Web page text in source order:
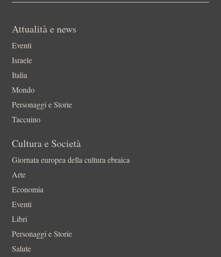
Attualità e news
Eventi
Israele
Italia
Mondo
Personaggi e Storie
Taccuino
Cultura e Società
Giornata europea della cultura ebraica
Arte
Economia
Eventi
Libri
Personaggi e Storie
Salute